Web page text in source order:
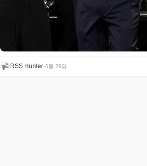
RSS Hunter•6월 29일